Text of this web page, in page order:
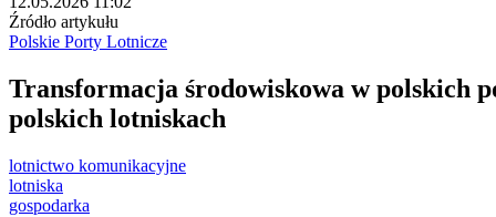
Źródło artykułu
Polskie Porty Lotnicze
Transformacja środowiskowa w polskich
polskich lotniskach
lotnictwo komunikacyjne
lotniska
gospodarka